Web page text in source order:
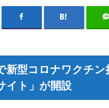
新型コロナワクチン
イト」が開設